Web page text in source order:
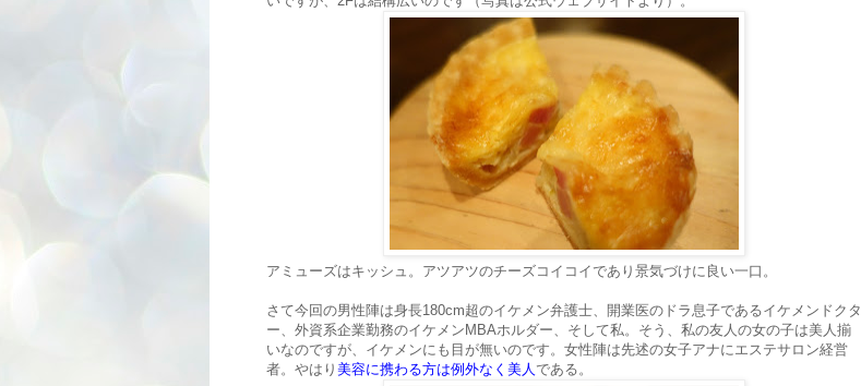
アミューズはキッシュ。アツアツのチーズコイコイであり景気づけに良い一口。
さて今回の男性陣は身長180cm超のイケメン弁護士、開業医のドラ息子であるイケメンドクタ
ー、外資系企業勤務のイケメンMBAホルダー、そして私。そう、私の友人の女の子は美人揃
いなのですが、イケメンにも目が無いのです。女性陣は先述の女子アナにエステサロン経営
者。やはり 美容に携わる方は例外なく美人 である。